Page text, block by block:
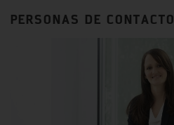
PERSONAS DE CONTACTO